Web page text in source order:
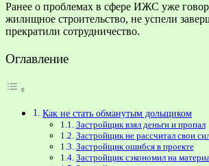
Ранее о проблемах в сфере ИЖС уже
жилищное строительство, не успели
прекратили сотрудничество.
Оглавление
Как не стать обманутым дольщиком
Застройщик взял деньги и пропал
Застройщик не рассчитал свои
Застройщик ошибся в проекте
Застройщик сэкономил на